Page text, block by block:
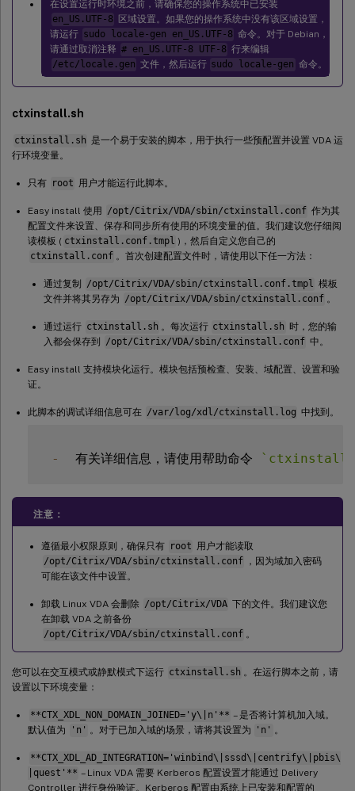
在设置运行时环境之前，请确保您的操作系统中已安装
en_US.UTF-8 区域设置。如果您的操作系统中没有该区域设置，
请运行 sudo locale-gen en_US.UTF-8 命令。对于 Debian，
请通过取消注释 # en_US.UTF-8 UTF-8 行来编辑
/etc/locale.gen 文件，然后运行 sudo locale-gen 命令。
ctxinstall.sh
ctxinstall.sh 是一个易于安装的脚本，用于执行一些预配置并设置 VDA 运
行环境变量。
只有 root 用户才能运行此脚本。
Easy install 使用 /opt/Citrix/VDA/sbin/ctxinstall.conf 作为其
配置文件来设置、保存和同步所有使用的环境变量的值。我们建议您仔细阅
读模板 ( ctxinstall.conf.tmpl )，然后自定义您自己的
ctxinstall.conf 。首次创建配置文件时，请使用以下任一方法：
通过复制 /opt/Citrix/VDA/sbin/ctxinstall.conf.tmpl 模板
文件并将其另存为 /opt/Citrix/VDA/sbin/ctxinstall.conf 。
通过运行 ctxinstall.sh 。每次运行 ctxinstall.sh 时，您的输
入都会保存到
/opt/Citrix/VDA/sbin/ctxinstall.conf 中。
Easy install 支持模块化运行。模块包括预检查、安装、域配置、设置和验
证。
此脚本的调试详细信息可在 /var/log/xdl/ctxinstall.log 中找到。
-
  有关详细信息，请使用帮助命令
`
注意：
遵循最小权限原则，确保只有 root 用户才能读取
/opt/Citrix/VDA/sbin/ctxinstall.conf ，因为域加入密码
可能在该文件中设置。
卸载 Linux VDA 会删除 /opt/Citrix/VDA 下的文件。我们建议您
在卸载 VDA 之前备份
/opt/Citrix/VDA/sbin/ctxinstall.conf 。
您可以在交互模式或静默模式下运行 ctxinstall.sh 。在运行脚本之前，请
设置以下环境变量：
**CTX_XDL_NON_DOMAIN_JOINED='y\|n'** – 是否将计算机加入域。
默认值为
'n' 。对于已加入域的场景，请将其设置为 'n' 。
**CTX_XDL_AD_INTEGRATION='winbind\|sssd\|centrify\|pbis\
|quest'** – Linux VDA 需要 Kerberos 配置设置才能通过 Delivery
Controller 进行身份验证。Kerberos 配置由系统上已安装和配置的